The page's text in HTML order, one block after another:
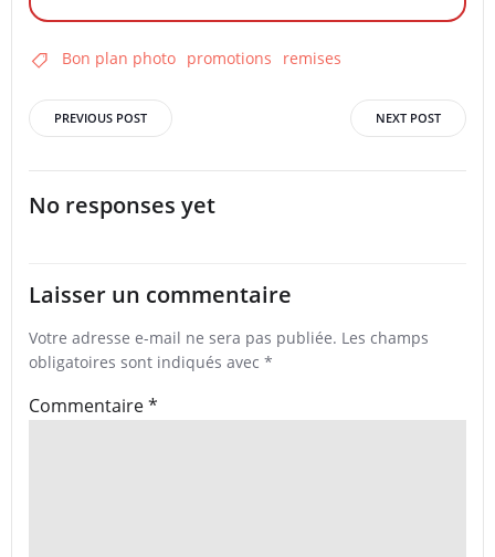
Bon plan photo promotions remises
Post
navigation
PREVIOUS POST
navigation
NEXT POST
No responses yet
Laisser un commentaire
Votre adresse e-mail ne sera pas publiée. Les champs
obligatoires sont indiqués avec *
Commentaire*